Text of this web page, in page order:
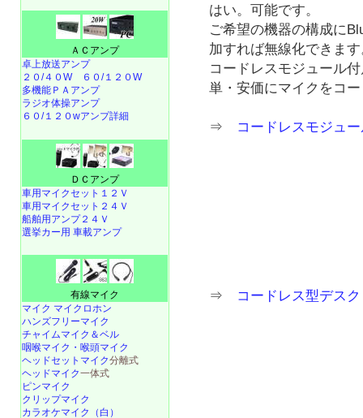
はい。可能です。
ご希望の機器の構成に
加すれば無線化できま
コードレスモジュール
単・安価にマイクをコ
⇒ コードレスモジュ
⇒ コードレス型デス
ＡＣアンプ
卓上放送アンプ
２０/４０W
６０/１２０W
多機能ＰＡアンプ
ラジオ体操アンプ
６０/１２０wアンプ詳細
ＤＣアンプ
車用マイクセット１２Ｖ
車用マイクセット２４Ｖ
船舶用アンプ２４Ｖ
選挙カー用 車載アンプ
有線マイク
マイク マイクロホン
ハンズフリーマイク
チャイムマイク＆ベル
咽喉マイク・喉頭マイク
ヘッドセットマイク分離式
ヘッドマイク一体式
ピンマイク
クリップマイク
カラオケマイク（白）